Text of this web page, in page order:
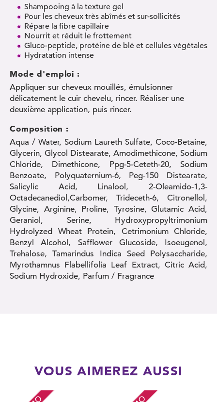
Shampooing à la texture gel
Pour les cheveux très abîmés et sur-sollicités
Répare la fibre capillaire
Nourrit et réduit le frottement
Gluco-peptide, protéine de blé et cellules végétales
Hydratation intense
Mode d'emploi :
Appliquer sur cheveux mouillés, émulsionner
délicatement le cuir chevelu, rincer. Réaliser une
deuxième application, puis rincer.
Composition :
Aqua / Water, Sodium Laureth Sulfate, Coco-Betaine,
Glycerin, Glycol Distearate, Amodimethicone, Sodium
Chloride, Dimethicone, Ppg-5-Ceteth-20, Sodium
Benzoate, Polyquaternium-6, Peg-150 Distearate,
Salicylic Acid, Linalool, 2-Oleamido-1,3-
Octadecanediol,Carbomer, Trideceth-6, Citronellol,
Glycine, Arginine, Proline, Tyrosine, Glutamic Acid,
Geraniol, Serine, Hydroxypropyltrimonium
Hydrolyzed Wheat Protein, Cetrimonium Chloride,
Benzyl Alcohol, Safflower Glucoside, Isoeugenol,
Trehalose, Tamarindus Indica Seed Polysaccharide,
Myrothamnus Flabellifolia Leaf Extract, Citric Acid,
Sodium Hydroxide, Parfum / Fragrance
VOUS AIMEREZ AUSSI